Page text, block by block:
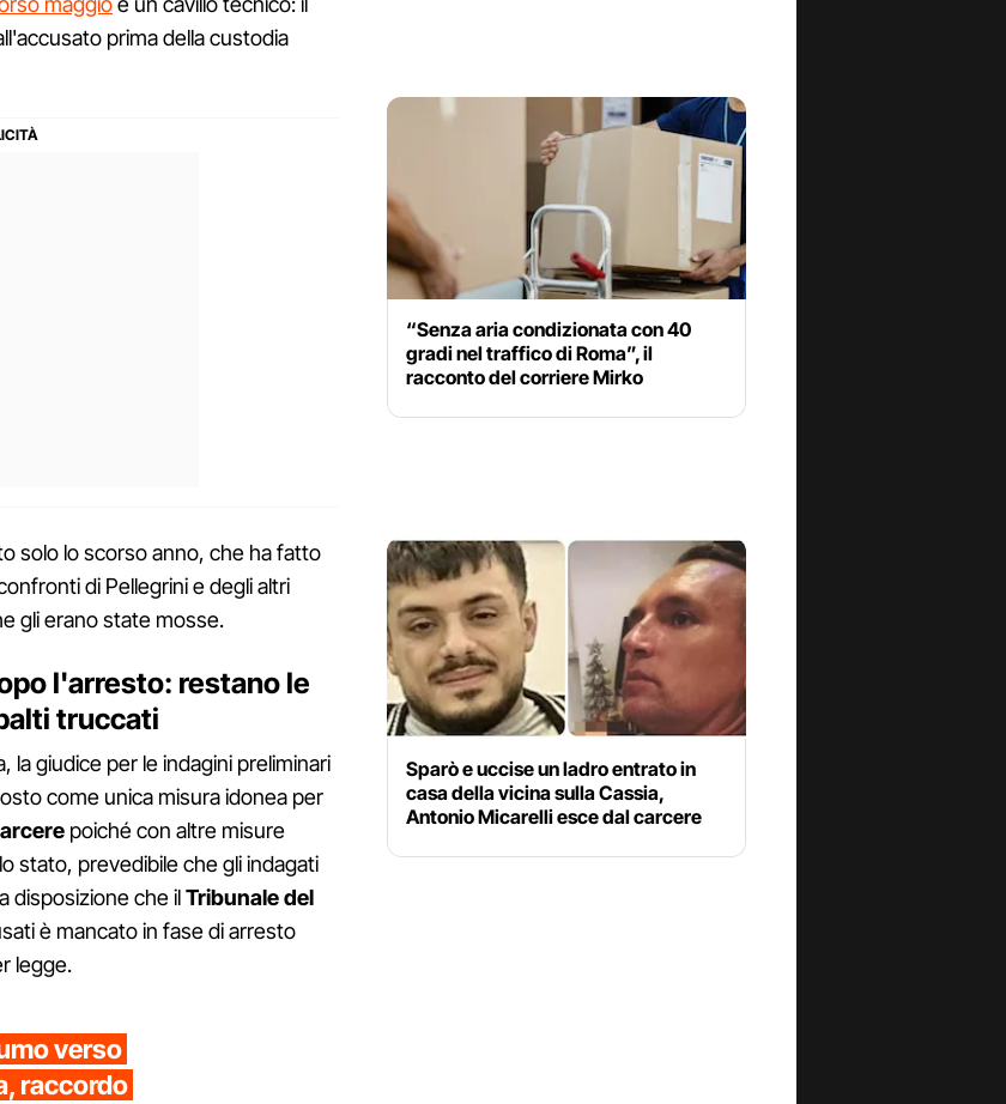
prima della custodia
solo lo scorso anno, che ha fatto
di Pellegrini e degli altri
gli erano state mosse.
l'arresto: restano le
truccati
la giudice per le indagini preliminari
come unica misura idonea per
poiché con altre misure
stato, prevedibile che gli indagati
disposizione che ilTribunale del
è mancato in fase di arresto
legge.
verso
raccordo
“Senza aria condizionata con 40
gradi nel traffico di Roma”, il
racconto del corriere Mirko
Sparò e uccise un ladro entrato in
casa della vicina sulla Cassia,
Antonio Micarelli esce dal carcere